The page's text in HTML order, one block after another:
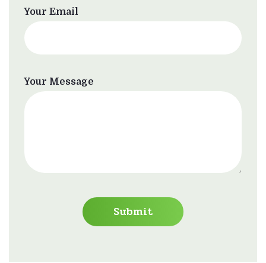
Your Email
Your Message